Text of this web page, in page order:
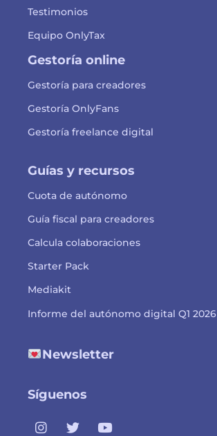
Testimonios
Equipo OnlyTax
Gestoría online
Gestoría para creadores
Gestoría OnlyFans
Gestoría freelance digital
Guías y recursos
Cuota de autónomo
Guía fiscal para creadores
Calcula colaboraciones
Starter Pack
Mediakit
Informe del autónomo digital Q1 2026
Newsletter
Síguenos